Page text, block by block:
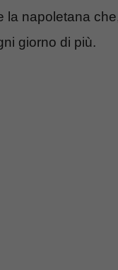
la napoletana
giorno di più.